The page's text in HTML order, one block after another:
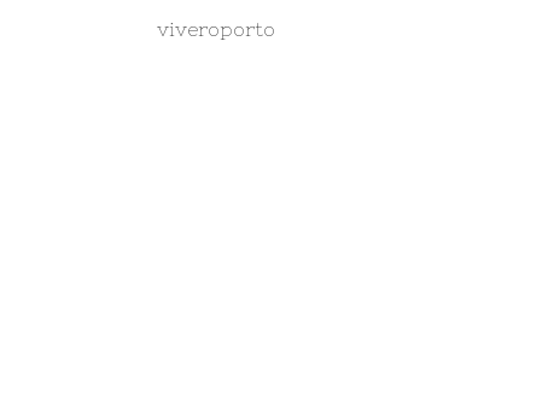
viveroporto